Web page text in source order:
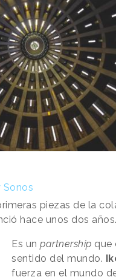
Sonos
piezas de la
hace unos dos
Es un partnership que
sentido del mundo.
fuerza en el mundo